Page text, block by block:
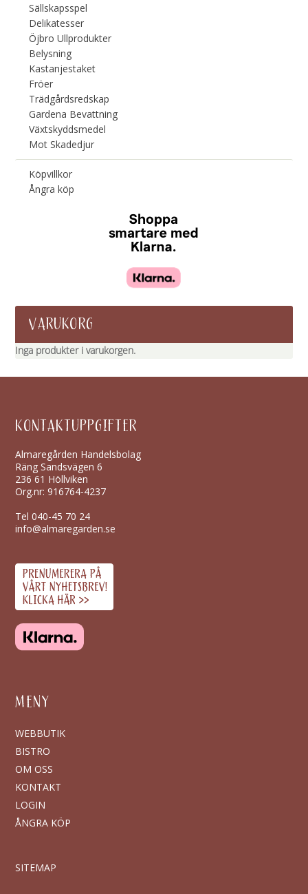
Sällskapsspel
Delikatesser
Öjbro Ullprodukter
Belysning
Kastanjestaket
Fröer
Trädgårdsredskap
Gardena Bevattning
Växtskyddsmedel
Mot Skadedjur
Köpvillkor
Ångra köp
VARUKORG
Inga produkter i varukorgen.
KONTAKTUPPGIFTER
Almaregården Handelsbolag
Räng Sandsvägen 6
236 61 Höllviken
Org.nr: 916764-4237
Tel040-45 70 24
info@almaregarden.se
MENY
WEBBUTIK
BISTRO
OM OSS
KONTAKT
LOGIN
ÅNGRA KÖP
SITEMAP